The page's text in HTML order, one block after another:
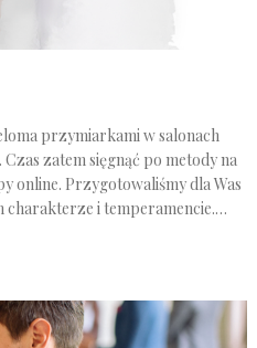
przymiarkami w salonach
zatem sięgnąć po metody na
online. Przygotowaliśmy dla Was
charakterze i temperamencie.